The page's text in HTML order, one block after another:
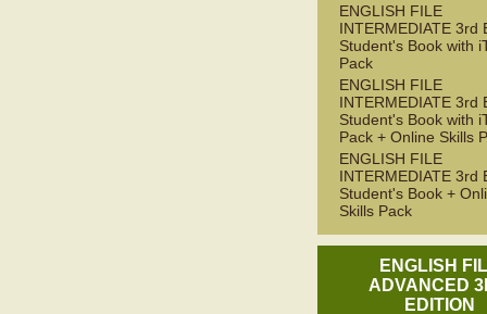
ENGLISH FILE
INTERMEDIATE 3rd
Student's Book with
Pack
ENGLISH FILE
INTERMEDIATE 3rd
Student's Book with
Pack + Online Skills
ENGLISH FILE
INTERMEDIATE 3rd
Student's Book +
Skills Pack
ENGLISH
ADVANCED
EDITION